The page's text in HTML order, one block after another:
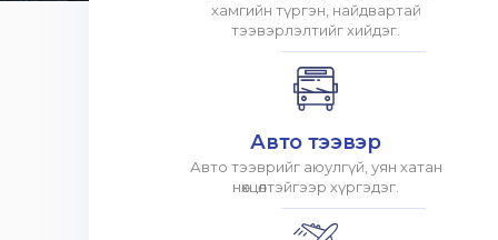
хамгийн түргэн, найдвартай
тээвэрлэлтийг хийдэг.
Авто тээвэр
Авто тээврийг аюулгүй, уян хатан
нөхцөлтэйгээр хүргэдэг.